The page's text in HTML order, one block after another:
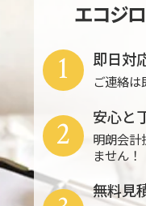
エコジ
即日対
ご連絡は
1
安心と
明朗会計
ません！
2
無料見